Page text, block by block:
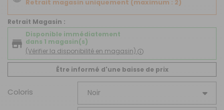
Retrait magasin uniquement (maximum : 2)
Retrait Magasin :
Disponible immédiatement
dans 1 magasin(s)
(Vérifier la disponibilité en magasin)
Être informé d'une baisse de prix
Coloris